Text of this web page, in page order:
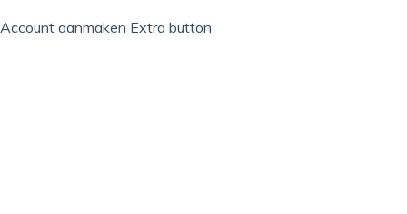
Account aanmaken Extra button